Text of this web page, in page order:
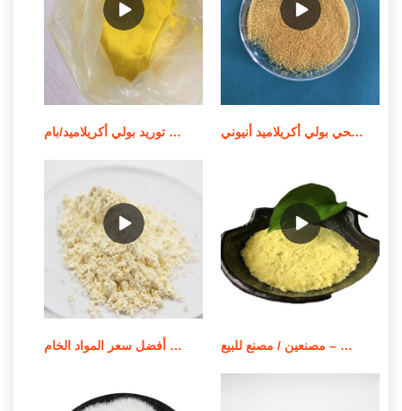
توريد بولي أكريلاميد/بام MSDS لمعالجة المياه في الصين الشركة المصنعة للمواد الكيميائية لمعالجة مياه الصرف الصحي بولي أكريلاميد أنيوني
أفضل سعر المواد الخام apam/مسحوق بولي أكريلاميد أنيوني بوليمر بولي أكريلاميد قابل للذوبان في الزيت – مصنعين / مصنع للبيع